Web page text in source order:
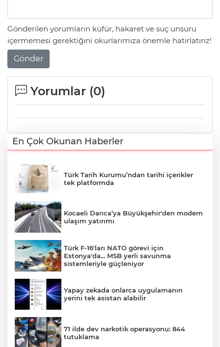
Gönderilen yorumların küfür, hakaret ve suç unsuru
içermemesi gerektiğini okurlarımıza önemle hatırlatırız!
Gönder
Yorumlar (0)
En Çok Okunan Haberler
Türk Tarih Kurumu’ndan tarihi içerikler
tek platformda
Kocaeli Darıca’ya Büyükşehir'den modern
ulaşım yatırımı
Türk F-16'ları NATO görevi için
Estonya'da... MSB yerli savunma
sistemleriyle güçleniyor
Yapay zekada onlarca uygulamanın
yerini tek asistan alabilir
71 ilde dev narkotik operasyonu: 844
tutuklama